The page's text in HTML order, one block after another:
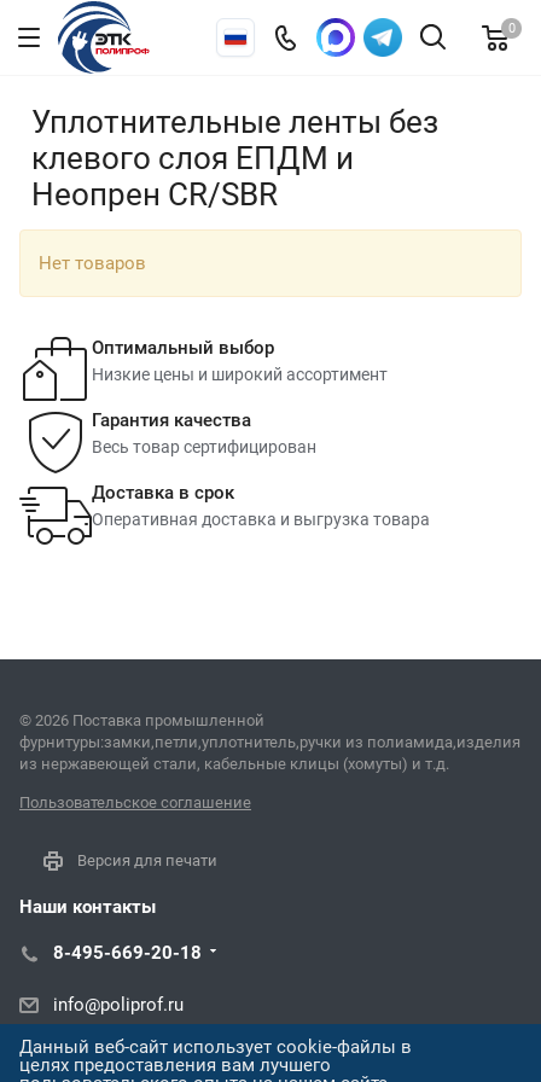
0
Уплотнительные ленты без
клевого слоя ЕПДМ и
Неопрен CR/SBR
Нет товаров
Оптимальный выбор
Низкие цены и широкий ассортимент
Гарантия качества
Весь товар сертифицирован
Доставка в срок
Оперативная доставка и выгрузка товара
© 2026 Поставка промышленной
фурнитуры:замки,петли,уплотнитель,ручки из полиамида,изделия
из нержавеющей стали, кабельные клицы (хомуты) и т.д.
Пользовательское соглашение
Версия для печати
Наши контакты
8-495-669-20-18
info@poliprof.ru
ул. Восстания, 100, корп. 266Д
Данный веб-сайт использует cookie-файлы в
целях предоставления вам лучшего